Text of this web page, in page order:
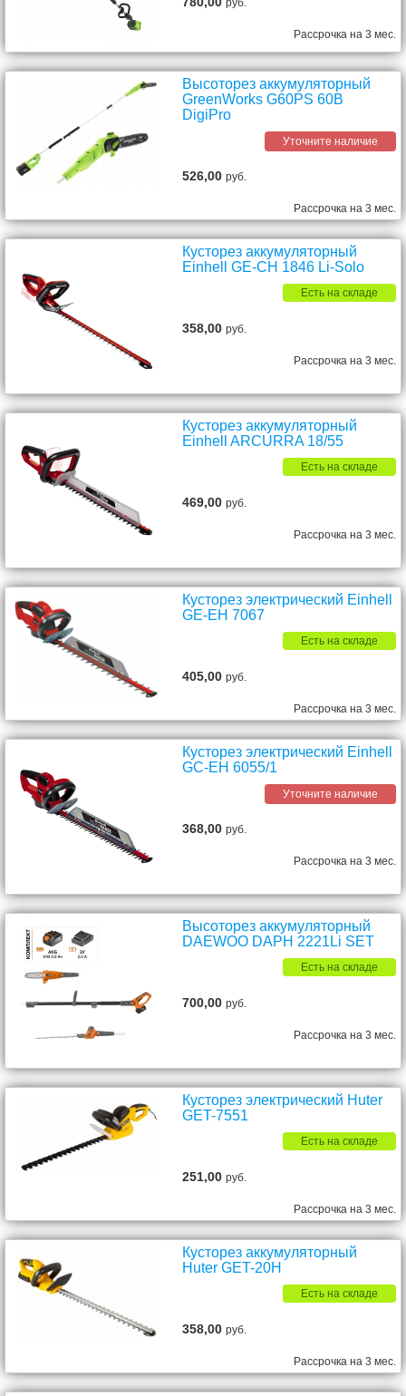
руб.
Рассрочка на 3 мес.
Высоторез аккумуляторный
GreenWorks G60PS 60В
DigiPro
Уточните наличие
526,00руб.
Рассрочка на 3 мес.
Кусторез аккумуляторный
Einhell GE-CH 1846 Li-Solo
Есть на складе
358,00руб.
Рассрочка на 3 мес.
Кусторез аккумуляторный
Einhell ARCURRA 18/55
Есть на складе
469,00руб.
Рассрочка на 3 мес.
Кусторез электрический Einhell
GE-EH 7067
Есть на складе
405,00руб.
Рассрочка на 3 мес.
Кусторез электрический Einhell
GC-EH 6055/1
Уточните наличие
368,00руб.
Рассрочка на 3 мес.
Высоторез аккумуляторный
DAEWOO DAPH 2221Li SET
Есть на складе
700,00руб.
Рассрочка на 3 мес.
Кусторез электрический Huter
GET-7551
Есть на складе
251,00руб.
Рассрочка на 3 мес.
Кусторез аккумуляторный
Huter GET-20H
Есть на складе
358,00руб.
Рассрочка на 3 мес.